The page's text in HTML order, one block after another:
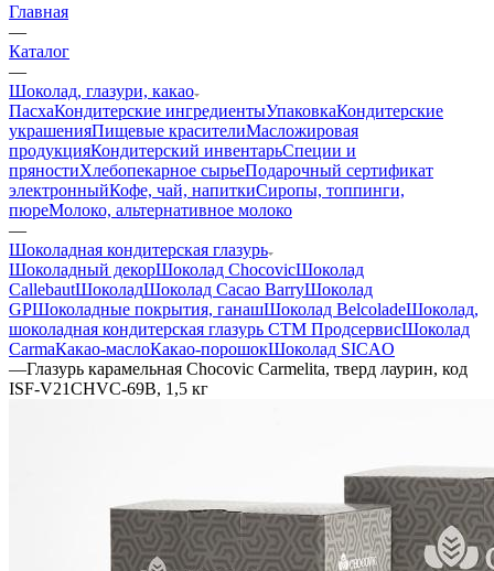
Главная
—
Каталог
—
Шоколад, глазури, какао
ПасхаКондитерские ингредиентыУпаковкаКондитерские
украшенияПищевые красителиМасложировая
продукцияКондитерский инвентарьСпеции и
пряностиХлебопекарное сырьеПодарочный сертификат
электронныйКофе, чай, напиткиСиропы, топпинги,
пюреМолоко, альтернативное молоко
—
Шоколадная кондитерская глазурь
Шоколадный декорШоколад ChocovicШоколад
CallebautШоколадШоколад Cacao BarryШоколад
GPШоколадные покрытия, ганашШоколад BelcoladeШоколад,
шоколадная кондитерская глазурь СТМ ПродсервисШоколад
CarmaКакао-маслоКакао-порошокШоколад SICAO
—Глазурь карамельная Chocovic Carmelita, тверд лаурин, код
ISF-V21CHVC-69B, 1,5 кг